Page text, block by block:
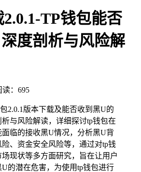
TP钱包能否
度剖析与风险解
读：695
2.0.1版本下载及能否收到黑U的
与风险解读，详细探讨tp钱包在
临的接收黑U情况，分析黑U背
、资金安全风险等，通过对tp钱
现状等多方面研究，旨在让用户
的潜在危害，为使用tp钱包进行